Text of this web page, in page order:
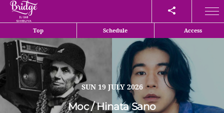
Top Schedule Access
Share
SUN 19 JULY 2026
Moc / Hinata Sano